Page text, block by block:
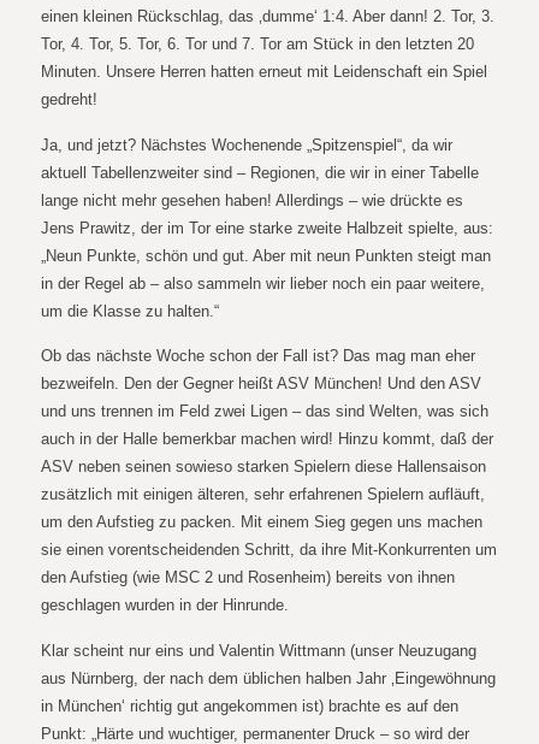
einen kleinen Rückschlag, das ‚dumme‘ 1:4. Aber dann! 2. Tor, 3.
Tor, 4. Tor, 5. Tor, 6. Tor und 7. Tor am Stück in den letzten 20
Minuten. Unsere Herren hatten erneut mit Leidenschaft ein Spiel
gedreht!
Ja, und jetzt? Nächstes Wochenende „Spitzenspiel“, da wir
aktuell Tabellenzweiter sind – Regionen, die wir in einer Tabelle
lange nicht mehr gesehen haben! Allerdings – wie drückte es
Jens Prawitz, der im Tor eine starke zweite Halbzeit spielte, aus:
„Neun Punkte, schön und gut. Aber mit neun Punkten steigt man
in der Regel ab – also sammeln wir lieber noch ein paar weitere,
um die Klasse zu halten.“
Ob das nächste Woche schon der Fall ist? Das mag man eher
bezweifeln. Den der Gegner heißt ASV München! Und den ASV
und uns trennen im Feld zwei Ligen – das sind Welten, was sich
auch in der Halle bemerkbar machen wird! Hinzu kommt, daß der
ASV neben seinen sowieso starken Spielern diese Hallensaison
zusätzlich mit einigen älteren, sehr erfahrenen Spielern aufläuft,
um den Aufstieg zu packen. Mit einem Sieg gegen uns machen
sie einen vorentscheidenden Schritt, da ihre Mit-Konkurrenten um
den Aufstieg (wie MSC 2 und Rosenheim) bereits von ihnen
geschlagen wurden in der Hinrunde.
Klar scheint nur eins und Valentin Wittmann (unser Neuzugang
aus Nürnberg, der nach dem üblichen halben Jahr ‚Eingewöhnung
in München‘ richtig gut angekommen ist) brachte es auf den
Punkt: „Härte und wuchtiger, permanenter Druck – so wird der